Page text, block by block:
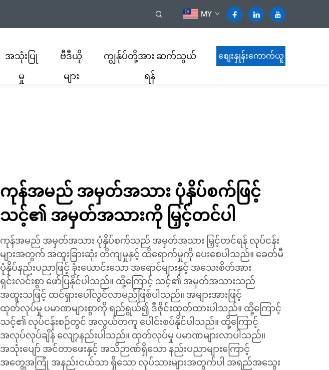
MY
အသုံးပြု
မှု
ဗီဒီယို
များ
ကျွန်ုပ်တို့အား ဆက်သွယ်
ရန်
စျေးနှုန်းကောက်ယူ
ကုန်အမည် အမှတ်အသား ပုံနှိပ်စက်ဖြင့်
သင့်၏ အမှတ်အသားကို မြှင့်တင်ပါ
ကုန်အမည် အမှတ်အသား ပုံနှိပ်စက်သည် အမှတ်အသား မြှင့်တင်ရန် လုပ်ငန်း
များအတွက် အထူးခြားဆုံး တိကျမှုနှင့် ထိရောက်မှုကို ပေးစေပါသည်။ ခေတ်မီ
ပုံနှိပ်နည်းပညာဖြင့် ခုံးယောင်းသော အရောင်များနှင့် အသေးစိတ်အား
ရှင်းလင်းစွာ ဖော်ပြနိုင်ပါသည်။ ထို့ကြောင့် သင့်၏ အမှတ်အသားသည်
အထူးသဖြင့် ထင်ရှားပေါ်လွင်လာမည်ဖြစ်ပါသည်။ အများအားဖြင့်
ထုတ်လုပ်မှု ပမာဏများစွာကို ရည်ရွယ်၍ ဒီဇိုင်းထုတ်ထားပါသည်။ ထို့ကြောင့်
သင့်၏ လုပ်ငန်းစဉ်တွင် အလွယ်တကူ ပေါင်းစပ်နိုင်ပါသည်။ ထို့ကြောင့်
အလုပ်လုပ်ချိန် လျော့နည်းပါသည်။ ထုတ်လုပ်မှု ပမာဏများလာပါသည်။
အသုံးပျော် အင်တာဖေးနှင့် အသိဉာဏ်ရှိသော နည်းပညာများကြောင့်
အတွေ့အကြုံ အနည်းငယ်သာ ရှိသော လုပ်သားများအတွက်ပါ အရည်အသွေး